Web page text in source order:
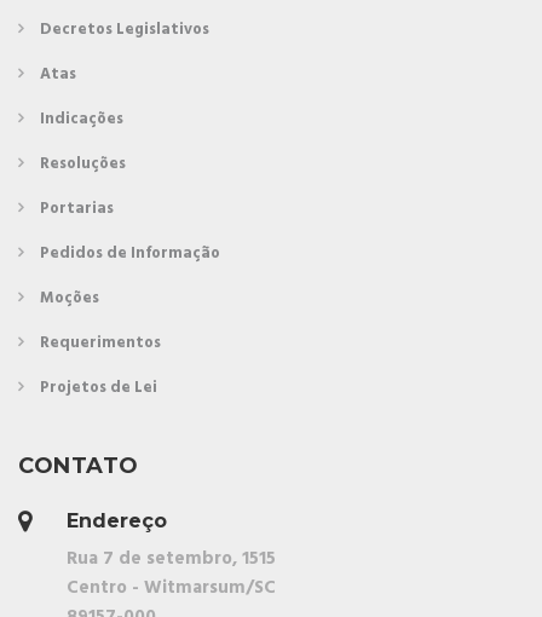
Decretos Legislativos
Atas
Indicações
Resoluções
Portarias
Pedidos de Informação
Moções
Requerimentos
Projetos de Lei
CONTATO
Endereço
Rua 7 de setembro, 1515
Centro - Witmarsum/SC